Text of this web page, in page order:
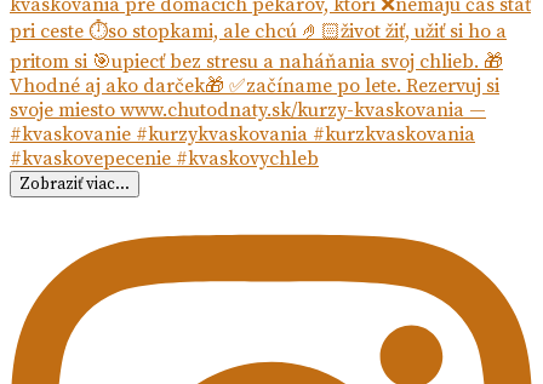
Zobraziť viac...